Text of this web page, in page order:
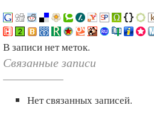
В записи нет меток.
Связанные записи
Нет связанных записей.